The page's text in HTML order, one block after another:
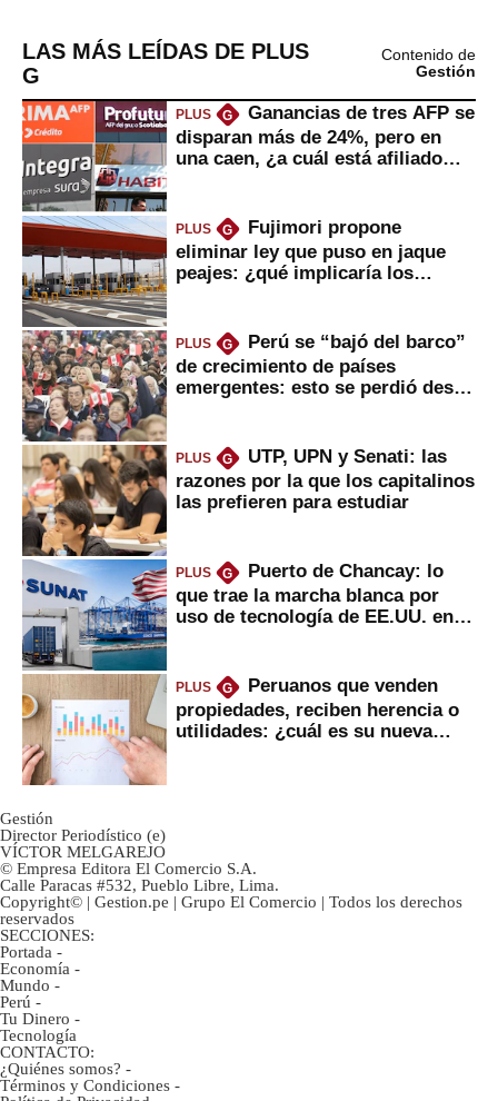
LAS MÁS LEÍDAS DE PLUS
G
Contenido de
Gestión
PLUS G
Ganancias de tres AFP se
disparan más de 24%, pero en
una caen, ¿a cuál está afiliado
PLUS G
Fujimori propone
eliminar ley que puso en jaque
peajes: ¿qué implicaría los
PLUS G
Perú se “bajó del barco”
de crecimiento de países
emergentes: esto se perdió desde
PLUS G
UTP, UPN y Senati: las
razones por la que los capitalinos
las prefieren para estudiar
PLUS G
Puerto de Chancay: lo
que trae la marcha blanca por
uso de tecnología de EE.UU. en
PLUS G
Peruanos que venden
propiedades, reciben herencia o
utilidades: ¿cuál es su nueva
Gestión
Director Periodístico (e)
VÍCTOR MELGAREJO
© Empresa Editora El Comercio S.A.
Calle Paracas #532, Pueblo Libre, Lima.
Copyright© | Gestion.pe | Grupo El Comercio | Todos los derechos
reservados
SECCIONES:
Portada -
Economía -
Mundo -
Perú -
Tu Dinero -
Tecnología
CONTACTO:
¿Quiénes somos? -
Términos y Condiciones -